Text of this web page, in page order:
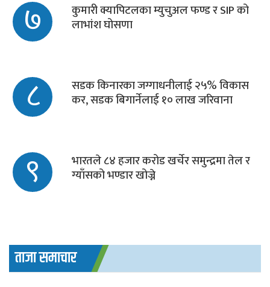
७ कुमारी क्यापिटलका म्युचुअल फण्ड र SIP को
लाभांश घोसणा
८ सडक किनारका जग्गाधनीलाई २५% विकास
कर, सडक बिगार्नेलाई १० लाख जरिवाना
९ भारतले ८४ हजार करोड खर्चेर समुन्द्रमा तेल र
ग्याँसको भण्डार खोज्ने
ताजा समाचार